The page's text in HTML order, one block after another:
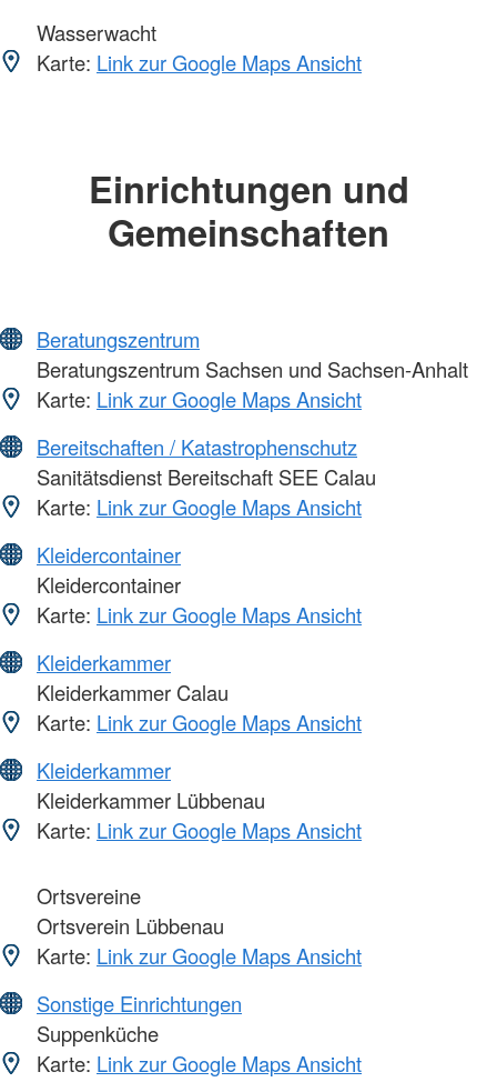
Wasserwacht
Karte: Link zur Google Maps Ansicht
Einrichtungen und
Gemeinschaften
Beratungszentrum
Beratungszentrum Sachsen und Sachsen-Anhalt
Karte: Link zur Google Maps Ansicht
Bereitschaften / Katastrophenschutz
Sanitätsdienst Bereitschaft SEE Calau
Karte: Link zur Google Maps Ansicht
Kleidercontainer
Kleidercontainer
Karte: Link zur Google Maps Ansicht
Kleiderkammer
Kleiderkammer Calau
Karte: Link zur Google Maps Ansicht
Kleiderkammer
Kleiderkammer Lübbenau
Karte: Link zur Google Maps Ansicht
Ortsvereine
Ortsverein Lübbenau
Karte: Link zur Google Maps Ansicht
Sonstige Einrichtungen
Suppenküche
Karte: Link zur Google Maps Ansicht